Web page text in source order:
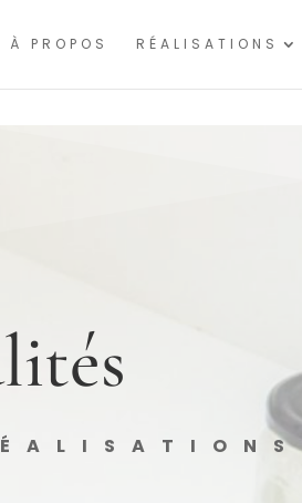
À PROPOS RÉALISATIONS